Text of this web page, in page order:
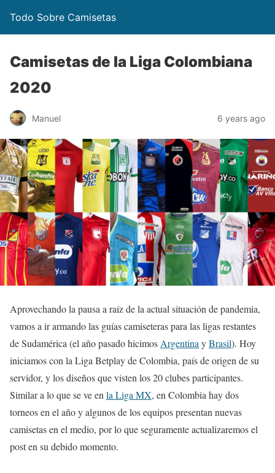
Todo Sobre Camisetas
Camisetas de la Liga Colombiana
2020
Manuel 6 years ago
Aprovechando la pausa a raíz de la actual situación de pandemia,
vamos a ir armando las guías camiseteras para las ligas restantes
de Sudamérica (el año pasado hicimosArgentinayBrasil). Hoy
iniciamos con la Liga Betplay de Colombia, país de origen de su
servidor, y los diseños que visten los 20 clubes participantes.
Similar a lo que se ve enla Liga MX, en Colombia hay dos
torneos en el año y algunos de los equipos presentan nuevas
camisetas en el medio, por lo que seguramente actualizaremos el
post en su debido momento.